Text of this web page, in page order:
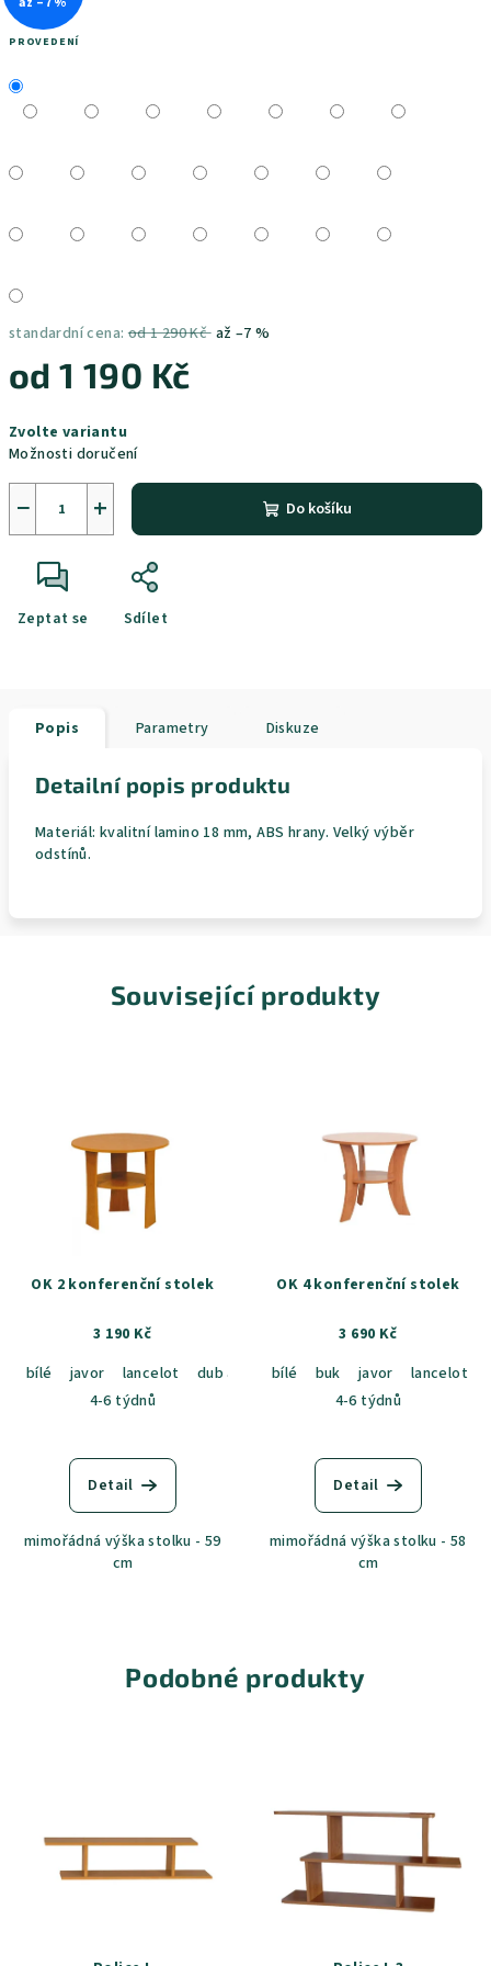
PROVEDENÍ
standardní cena: od 1 290 Kč až –7 %
od1 190 Kč
cena:
Zvolte variantu
Možnosti doručení
+
− Do košíku
Zeptat se Sdílet
Popis Parametry Diskuze
Detailní popis produktu
Materiál: kvalitní lamino 18 mm, ABS hrany. Velký výběr
odstínů.
Související produkty
OK 2 konferenční stolek
3 190 Kč
bílé
javor lancelot dub artisan dub milano
dub bordeaux
4-6 týdnů
Detail
mimořádná výška stolku - 59
cm
OK 4 konferenční stolek
3 690 Kč
bílé
buk javor lancelot
4-6 týdnů
Detail
mimořádná výška stolku - 58
cm
Podobné produkty